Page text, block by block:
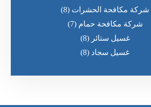
شركة مكافحة الحشرات (8)
شركة مكافحة حمام (7)
غسيل ستائر (8)
غسيل سجاد (8)